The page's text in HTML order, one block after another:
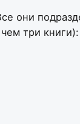
они
три книги):